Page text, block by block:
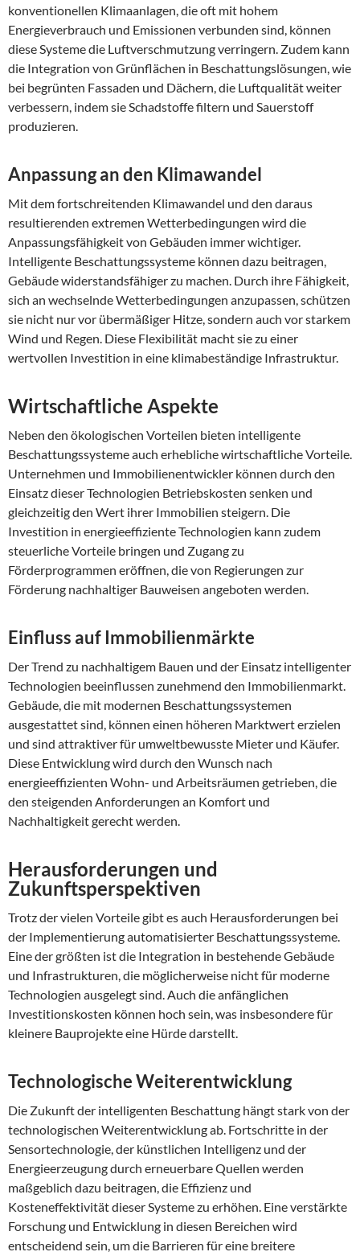
konventionellen Klimaanlagen, die oft mit hohem
Energieverbrauch und Emissionen verbunden sind, können
diese Systeme die Luftverschmutzung verringern. Zudem kann
die Integration von Grünflächen in Beschattungslösungen, wie
bei begrünten Fassaden und Dächern, die Luftqualität weiter
verbessern, indem sie Schadstoffe filtern und Sauerstoff
produzieren.
Anpassung an den Klimawandel
Mit dem fortschreitenden Klimawandel und den daraus
resultierenden extremen Wetterbedingungen wird die
Anpassungsfähigkeit von Gebäuden immer wichtiger.
Intelligente Beschattungssysteme können dazu beitragen,
Gebäude widerstandsfähiger zu machen. Durch ihre Fähigkeit,
sich an wechselnde Wetterbedingungen anzupassen, schützen
sie nicht nur vor übermäßiger Hitze, sondern auch vor starkem
Wind und Regen. Diese Flexibilität macht sie zu einer
wertvollen Investition in eine klimabeständige Infrastruktur.
Wirtschaftliche Aspekte
Neben den ökologischen Vorteilen bieten intelligente
Beschattungssysteme auch erhebliche wirtschaftliche Vorteile.
Unternehmen und Immobilienentwickler können durch den
Einsatz dieser Technologien Betriebskosten senken und
gleichzeitig den Wert ihrer Immobilien steigern. Die
Investition in energieeffiziente Technologien kann zudem
steuerliche Vorteile bringen und Zugang zu
Förderprogrammen eröffnen, die von Regierungen zur
Förderung nachhaltiger Bauweisen angeboten werden.
Einfluss auf Immobilienmärkte
Der Trend zu nachhaltigem Bauen und der Einsatz intelligenter
Technologien beeinflussen zunehmend den Immobilienmarkt.
Gebäude, die mit modernen Beschattungssystemen
ausgestattet sind, können einen höheren Marktwert erzielen
und sind attraktiver für umweltbewusste Mieter und Käufer.
Diese Entwicklung wird durch den Wunsch nach
energieeffizienten Wohn- und Arbeitsräumen getrieben, die
den steigenden Anforderungen an Komfort und
Nachhaltigkeit gerecht werden.
Herausforderungen und
Zukunftsperspektiven
Trotz der vielen Vorteile gibt es auch Herausforderungen bei
der Implementierung automatisierter Beschattungssysteme.
Eine der größten ist die Integration in bestehende Gebäude
und Infrastrukturen, die möglicherweise nicht für moderne
Technologien ausgelegt sind. Auch die anfänglichen
Investitionskosten können hoch sein, was insbesondere für
kleinere Bauprojekte eine Hürde darstellt.
Technologische Weiterentwicklung
Die Zukunft der intelligenten Beschattung hängt stark von der
technologischen Weiterentwicklung ab. Fortschritte in der
Sensortechnologie, der künstlichen Intelligenz und der
Energieerzeugung durch erneuerbare Quellen werden
maßgeblich dazu beitragen, die Effizienz und
Kosteneffektivität dieser Systeme zu erhöhen. Eine verstärkte
Forschung und Entwicklung in diesen Bereichen wird
entscheidend sein, um die Barrieren für eine breitere